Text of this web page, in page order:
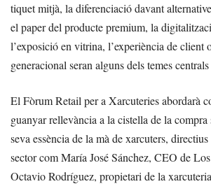
tiquet mitjà, la diferenciació davant
el paper del producte premium, la
l’exposició en vitrina, l’experiència de client
generacional seran alguns dels temes
El Fòrum Retail per a Xarcuteries abordarà
guanyar rellevància a la cistella de la compra
seva essència de la mà de xarcuters,
sector com María José Sánchez, CEO de
Octavio Rodríguez, propietari de la